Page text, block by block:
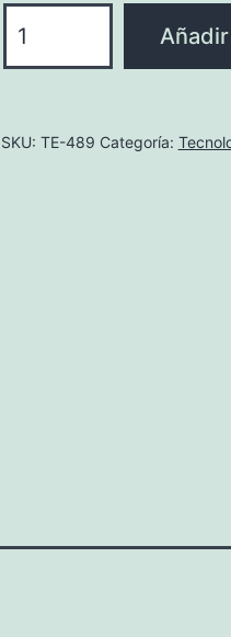
BLUETOOTH
SKU: TE-489 Categoría: